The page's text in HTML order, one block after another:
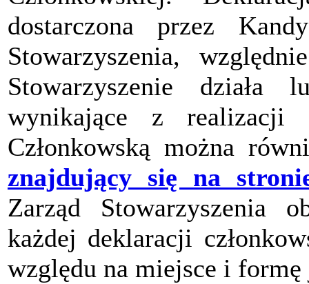
dostarczona przez
Stowarzyszenia,
Stowarzyszenie działa
wynikające z realizacji
Członkowską można
znajdujący się na
Zarząd Stowarzyszenia
każdej deklaracji
względu na miejsce i